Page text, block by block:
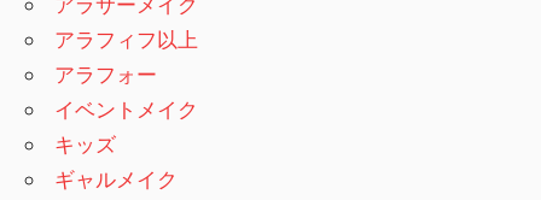
アラフィフ以上
アラフォー
イベントメイク
キッズ
ギャルメイク